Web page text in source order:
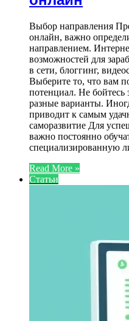
Выбор направления
онлайн, важно
направлением.
возможностей для
в сети, блоггинг,
Выберите то, что вам
потенциал. Не бойтесь
разные варианты.
приводит к самым
саморазвитие Для
важно постоянно
специализированную
Read More »
Статьи